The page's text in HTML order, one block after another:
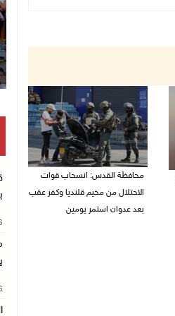
محافظة القدس: انسحاب قوات
الاحتلال من مخيم قلنديا وكفر عقب
بعد عدوان استمر يومين